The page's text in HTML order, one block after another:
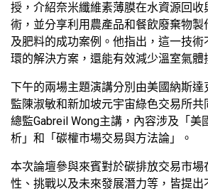
授，介紹奈米纖維素薄膜在水資源回收
術，並分享利用農產品和餐飲廢棄物製
及肥料的成功案例。他指出，這一技
環的解決方案，還能有效減少溫室氣體
下午的兩場主題演講分別由美國納斯
監陳淑敏和新加坡元宇宙綠色交易所共
總監Gabreil Wong主講，內容涉及「美
析」和「碳權市場交易與方法論」。
本次論壇參與來賓對於碳排放交易市
性、挑戰以及未來發展潛力等，皆提出